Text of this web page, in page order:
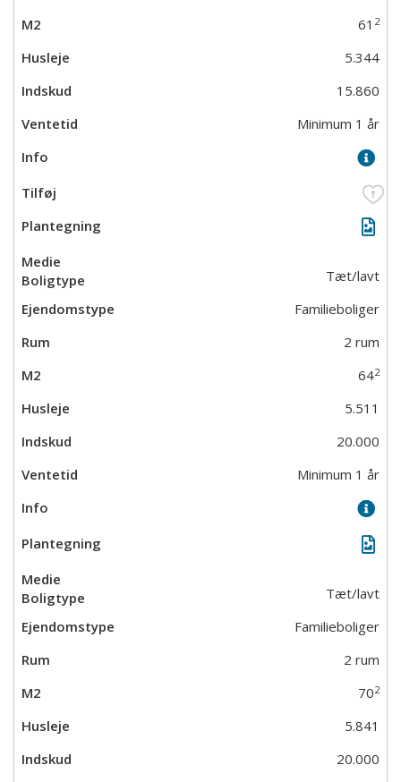
61 2
5.344
15.860
Minimum 1 år
Tæt/lavt
Familieboliger
2 rum
642
5.511
20.000
Minimum 1 år
Tæt/lavt
Familieboliger
2 rum
702
5.841
20.000